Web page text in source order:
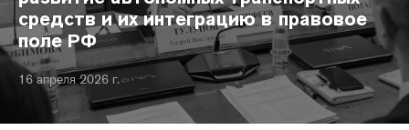
средств и их интеграцию в правовое
поле РФ
16 апреля 2026 г.